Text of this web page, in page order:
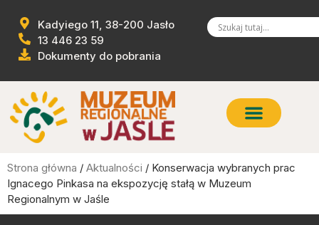
Kadyiego 11, 38-200 Jasło
13 446 23 59
Dokumenty do pobrania
Strona główna / Aktualności / Konserwacja wybranych prac
Ignacego Pinkasa na ekspozycję stałą w Muzeum
Regionalnym w Jaśle